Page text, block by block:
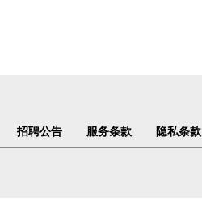
招聘公告 服务条款 隐私条款